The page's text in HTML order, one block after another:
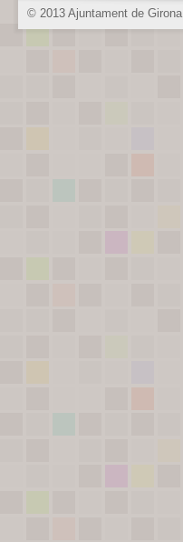
© 2013 Ajuntament de Girona